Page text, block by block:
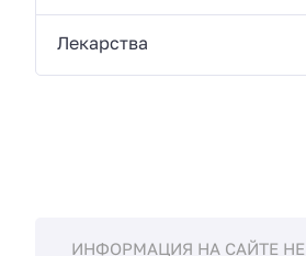
Лекарства
ИНФОРМАЦИЯ НА САЙТЕ